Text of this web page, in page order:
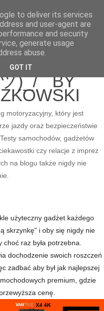
)_/¯ BY
motoryzacyjny, który jest
jazdy oraz bezpieczeństwie
samochodów, gadżetów
czy relacje z imprez
na blogu także nigdy nie
użyteczny gadżet każdego
skrzynkę" i oby się nigdy nie
raz była potrzebna.
dochodzenie swoich roszczeń
zadbać aby był jak najlepszej
premium, gdzie
cenę.
to deliver its services
and user-agent are
and security
generate usage
abuse.
GOT IT